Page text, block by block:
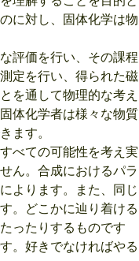
に対し、固体化学は物
評価を行い、その課程
定を行い、得られた磁
を通して物理的な考え
体化学者は様々な物質
ます。
べての可能性を考え実
ん。合成におけるパラ
よります。また、同じ
。どこかに辿り着ける
ったりするものです
。好きでなければやる